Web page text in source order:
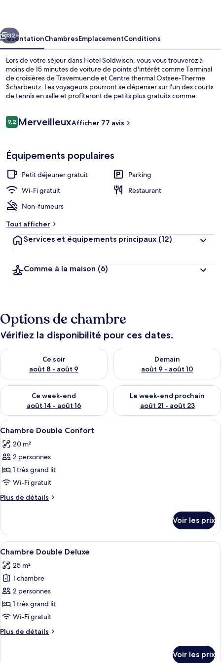
Suivant
32+
PrésentationChambresEmplacementConditions
Lors de votre séjour dans Hotel Soldwisch, vous vous trouverez à
moins de 15 minutes de voiture de points d'intérêt comme Terminal
de croisières de Travemuende et Centre thermal Ostsee-Therme
Scharbeutz. Les voyageurs pourront se dépenser sur l'un des courts
de tennis en salle et profiteront de petits plus gratuits comme
hébergement : une terrasse et un jardin.
Avis
voyageurs
9,29,2 sur 10
MerveilleuxAfficher 77 avis
Équipements populaires
Petit déjeuner gratuit
Parking
Wi-Fi gratuit
Restaurant
Non-fumeurs
Tout afficher
Services et équipements principaux (12)
Comme à la maison (6)
Options de chambre
Vérifiez la disponibilité pour ces dates.
Ce soir
août 8 - août 9
Vérifier la disponibilité pour ce soir août 8 - août 9
Demain
août 9 - août 10
Vérifier la disponibilité pour
Ce week-end
août 14 - août 16
Vérifier la disponibilité pour ce week-end août 14 - août 16
Le week-end prochain
août 21 - août 23
Vérifier la disponibilité pour
Afficher
toutes
les
photos
pour
ce
type
de
Chambre
Double
Confort
Une chambre d’hôtel avec un lit,
5
Chambre Double Confort
20 m²
2 personnes
1 très grand lit
Wi-Fi gratuit
Plus de détails
Plus
le
type
de
Chambre
Double
Confort
Voir les prix
Afficher
toutes
les
photos
pour
ce
type
chambre :
Une chambre d’hôtel comprenant
4
Chambre Double Deluxe
25 m²
1 chambre
2 personnes
1 très grand lit
Wi-Fi gratuit
Plus de détails
Plus
Voir les prix